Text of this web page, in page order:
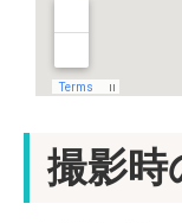
撮影時